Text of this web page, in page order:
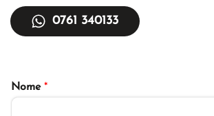
0761 340133
Nome *